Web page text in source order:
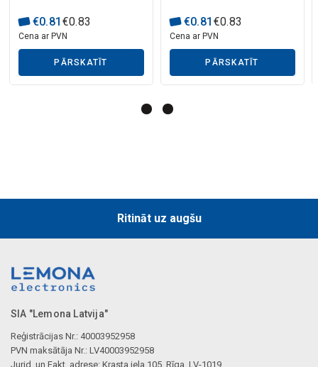
€0.81 €0.83
Cena ar PVN
PĀRSKATĪT
€0.81 €0.83
Cena ar PVN
PĀRSKATĪT
Ritināt uz augšu
SIA "Lemona Latvija"
Reģistrācijas Nr.: 40003952958
PVN maksātāja Nr.: LV40003952958
Jurid. un Fakt. adrese: Krasta iela 105, Rīga, LV-1019